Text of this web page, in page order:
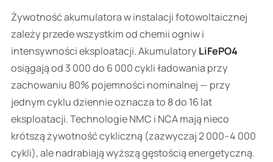
Żywotność akumulatora w instalacji fotowoltaicznej
zależy przede wszystkim od chemii ogniw i
intensywności eksploatacji. Akumulatory LiFePO4
osiągają od 3 000 do 6 000 cykli ładowania przy
zachowaniu 80% pojemności nominalnej — przy
jednym cyklu dziennie oznacza to 8 do 16 lat
eksploatacji. Technologie NMC i NCA mają nieco
krótszą żywotność cykliczną (zazwyczaj 2 000–4 000
cykli), ale nadrabiają wyższą gęstością energetyczną.